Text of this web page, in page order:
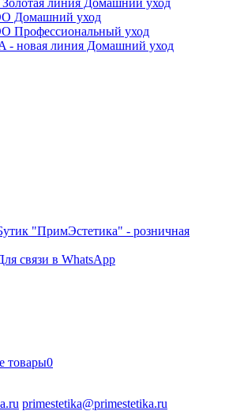
линия Домашний уход
Домашний уход
Профессиональный уход
новая линия Домашний уход
"ПримЭстетика" - розничная
связи в WhatsApp
товары0
primestetika@primestetika.ru